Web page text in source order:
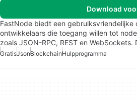
Download
FastNode biedt een
ontwikkelaars die toegang willen tot
zoals JSON-RPC, REST en
GratisJsonBlockchainHulpprogramma